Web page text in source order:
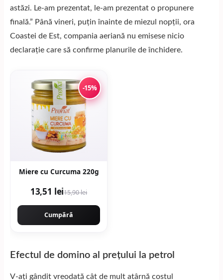
astăzi. Le-am prezentat, le-am prezentat o propunere
finală.” Până vineri, puțin înainte de miezul nopții, ora
Coastei de Est, compania aeriană nu emisese nicio
declarație care să confirme planurile de închidere.
-15%
Miere cu Curcuma 220g
13,51 lei15,90 lei
Cumpără
Efectul de domino al prețului la petrol
V-ați gândit vreodată cât de mult atârnă costul